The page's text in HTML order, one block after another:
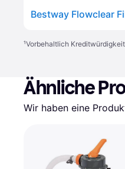
Bestway Flowclear
¹Vorbehaltlich
Ähnliche
Wir haben eine